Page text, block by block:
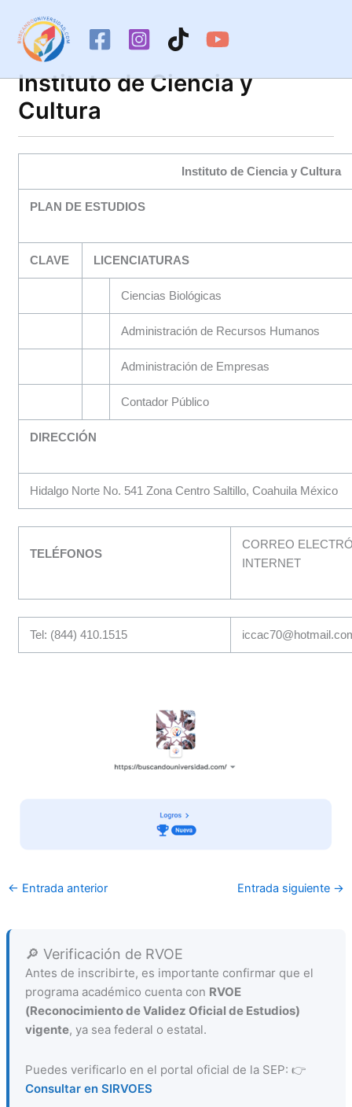
contenido
Instituto de Ciencia y
Cultura
Instituto de Ciencia y Cultura
PLAN DE ESTUDIOS
CLAVE LICENCIATURAS
Ciencias Biológicas
Administración de Recursos Humanos
Administración de Empresas
Contador Público
DIRECCIÓN
Hidalgo Norte No. 541 Zona Centro Saltillo, Coahuila México
TELÉFONOS
CORREO
INTERNET
Tel: (844) 410.1515
← Entrada anterior Entrada siguiente →
🔎 Verificación de RVOE
Antes de inscribirte, es importante confirmar que el
programa académico cuenta con RVOE
(Reconocimiento de Validez Oficial de Estudios)
vigente, ya sea federal o estatal.
Puedes verificarlo en el portal oficial de la SEP: 👉
Consultar en SIRVOES